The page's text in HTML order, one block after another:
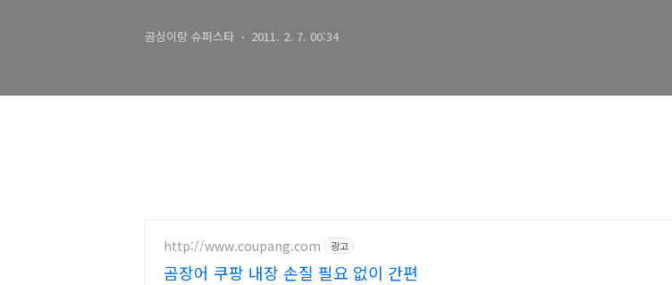
곰싱이랑 슈퍼스타 2011. 2. 7. 00:34
http://www.coupang.com 광고
곰장어 쿠팡 내장 손질 필요 없이 간편